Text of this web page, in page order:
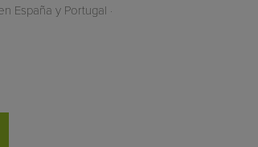
España y Portugal ·